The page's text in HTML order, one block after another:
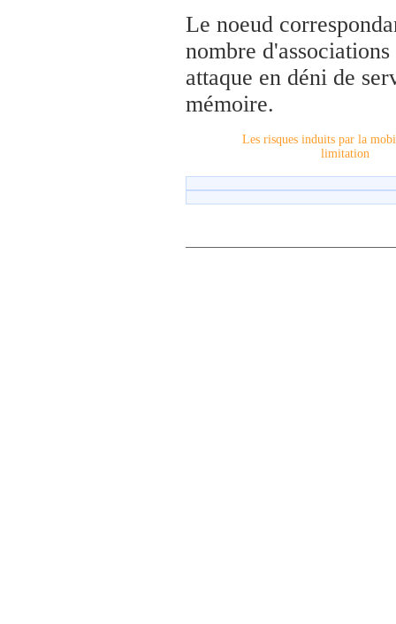
Le noeud
nombre
attaque en déni de
mémoire.
Les risques induits par la
limitation